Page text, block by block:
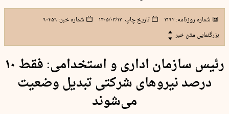
شماره روزنامه:۲۱۹۲ تاریخ چاپ:۱۴۰۵/۰۳/۱۲ شماره خبر: ۹۰۴۵۹
بزرگنمایی متن خبر
رئیس سازمان اداری و استخدامی: فقط ۱۰
درصد نیروهای شرکتی تبدیل وضعیت
می‌شوند